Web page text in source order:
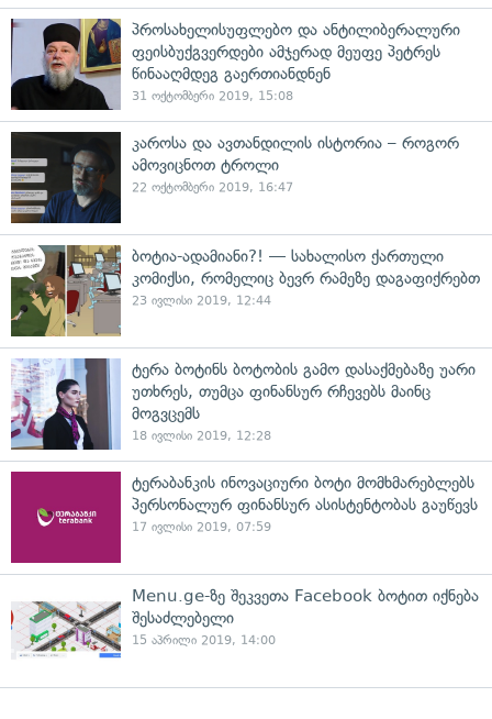
პროსახელისუფლებო და ანტილიბერალური
ფეისბუქგვერდები ამჯერად მეუფე პეტრეს
წინააღმდეგ გაერთიანდნენ
31 ოქტომბერი 2019, 15:08
კაროსა და ავთანდილის ისტორია – როგორ
ამოვიცნოთ ტროლი
22 ოქტომბერი 2019, 16:47
ბოტია-ადამიანი?! — სახალისო ქართული
კომიქსი, რომელიც ბევრ რამეზე დაგაფიქრებთ
23 ივლისი 2019, 12:44
ტერა ბოტინს ბოტობის გამო დასაქმებაზე უარი
უთხრეს, თუმცა ფინანსურ რჩევებს მაინც
მოგვცემს
18 ივლისი 2019, 12:28
ტერაბანკის ინოვაციური ბოტი მომხმარებლებს
პერსონალურ ფინანსურ ასისტენტობას გაუწევს
17 ივლისი 2019, 07:59
Menu.ge-ზე შეკვეთა Facebook ბოტით იქნება
შესაძლებელი
15 აპრილი 2019, 14:00